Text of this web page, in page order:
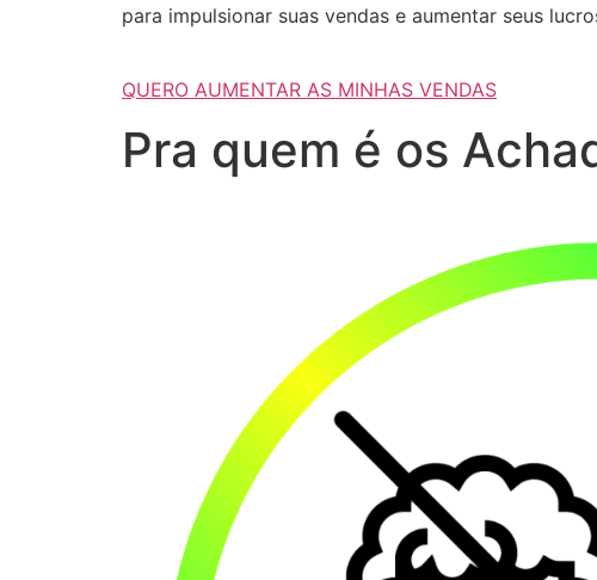
para impulsionar suas vendas e aumentar seus
QUERO AUMENTAR AS MINHAS VENDAS
Pra quem é os